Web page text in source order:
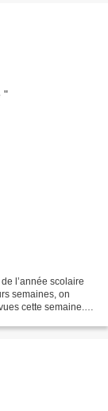
l’année scolaire
semaines, on
cette semaine.